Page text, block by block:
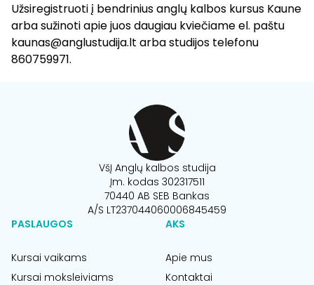
Užsiregistruoti į bendrinius anglų kalbos kursus Kaune
arba sužinoti apie juos daugiau kviečiame el. paštu
kaunas@anglustudija.lt arba studijos telefonu
860759971.
VšĮ Anglų kalbos studija
Įm. kodas 302317511
70440 AB SEB Bankas
A/S LT237044060006845459
PASLAUGOS
Kursai vaikams
Kursai moksleiviams
AKS
Apie mus
Kontaktai